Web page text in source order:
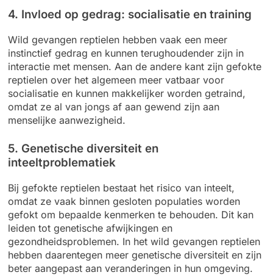
4. Invloed op gedrag: socialisatie en training
Wild gevangen reptielen hebben vaak een meer
instinctief gedrag en kunnen terughoudender zijn in
interactie met mensen. Aan de andere kant zijn gefokte
reptielen over het algemeen meer vatbaar voor
socialisatie en kunnen makkelijker worden getraind,
omdat ze al van jongs af aan gewend zijn aan
menselijke aanwezigheid.
5. Genetische diversiteit en
inteeltproblematiek
Bij gefokte reptielen bestaat het risico van inteelt,
omdat ze vaak binnen gesloten populaties worden
gefokt om bepaalde kenmerken te behouden. Dit kan
leiden tot genetische afwijkingen en
gezondheidsproblemen. In het wild gevangen reptielen
hebben daarentegen meer genetische diversiteit en zijn
beter aangepast aan veranderingen in hun omgeving.